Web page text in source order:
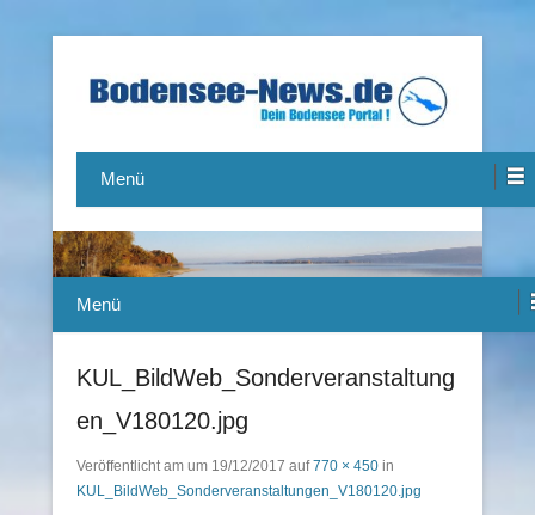
Bodensee-News.de
Menü
Menü
KUL_BildWeb_Sonderveranstaltung
en_V180120.jpg
Veröffentlicht am um 19/12/2017 auf770 × 450 in
KUL_BildWeb_Sonderveranstaltungen_V180120.jpg